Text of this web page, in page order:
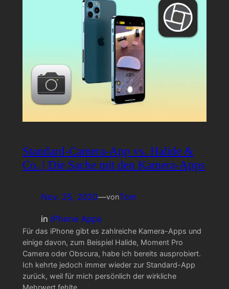
Standard-Camera-App vs. Halide &
Co. | Die Sache mit den Kamera-Apps
Nov. 25, 2020—vonTom
in iPhone Apps
Für das iPhone gibt es zahlreiche Kamera-Apps und
einige davon, zum Beispiel Halide, Moment Pro
Camera oder Obscura, habe ich bereits ausprobiert.
Ich kehrte jedoch immer wieder zur Standard-App
zurück, weil für mich persönlich der wirkliche